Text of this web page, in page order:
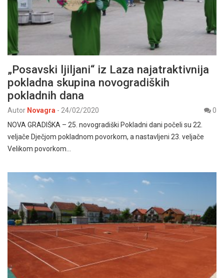
„Posavski ljiljani“ iz Laza najatraktivnija
pokladna skupina novogradiških
pokladnih dana
Autor Novagra - 24/02/2020
0
NOVA GRADIŠKA – 25. novogradiški Pokladni dani počeli su 22.
veljače Dječjom pokladnom povorkom, a nastavljeni 23. veljače
Velikom povorkom…